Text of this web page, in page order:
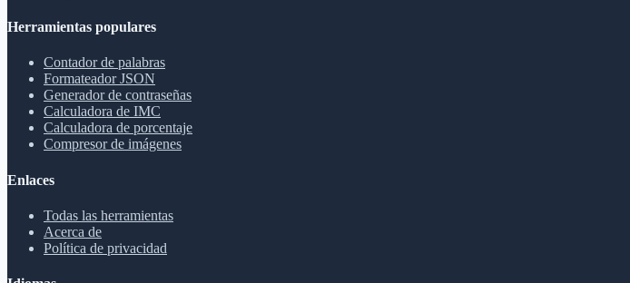
Herramientas populares
Contador de palabras
Formateador JSON
Generador de contraseñas
Calculadora de IMC
Calculadora de porcentaje
Compresor de imágenes
Enlaces
Todas las herramientas
Acerca de
Política de privacidad